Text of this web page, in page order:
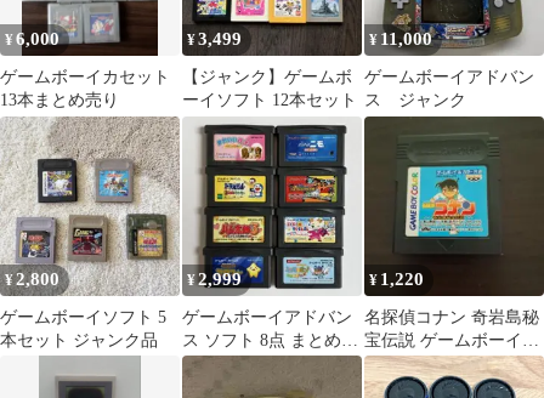
¥6,000
ゲームボーイカセット
13本まとめ売り
¥3,499
【ジャンク】ゲームボ
ーイソフト 12本セット
¥ 11,000
ゲームボーイアドバン
ス ジャンク
¥2,800
ゲームボーイソフト 5
本セット ジャンク品
¥2,999
ゲームボーイアドバン
ス ソフト 8点 まとめ売
り
¥ 1,220
名探偵コナン 奇岩島秘
宝伝説 ゲームボーイソ
フト